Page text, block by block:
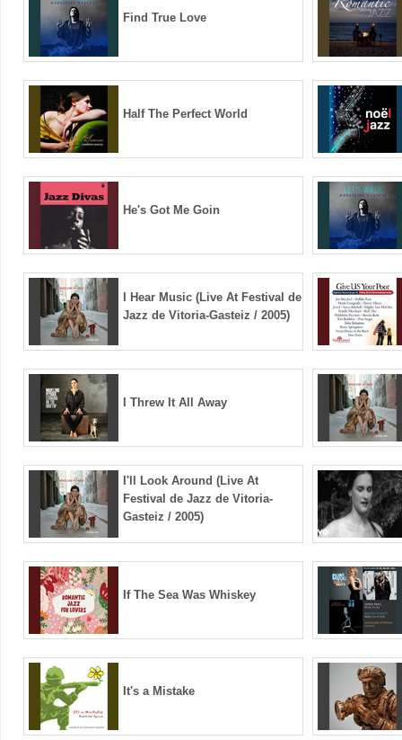
Find True Love
Half The Perfect World
He's Got Me Goin
I Hear Music (Live At Festival de
Jazz de Vitoria-Gasteiz / 2005)
I Threw It All Away
I'll Look Around (Live At
Festival de Jazz de Vitoria-
Gasteiz / 2005)
If The Sea Was Whiskey
It's a Mistake